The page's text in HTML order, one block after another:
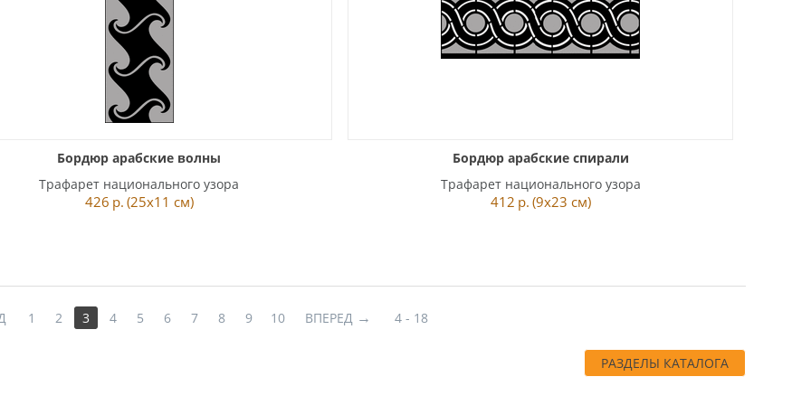
Бордюр арабские волны
Трафарет национального узора
426 р. (25x11 см)
Бордюр арабские спирали
Трафарет национального узора
412 р. (9x23 см)
1 2 3 4 5 6 7 8 9 10 ВПЕРЕД 4 - 18
РАЗДЕЛЫ КАТАЛОГА